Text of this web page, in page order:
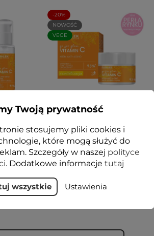
lekki
noc 30
zł
-20%
NOWOŚĆ
VEGE
Krem anti-aging na dzień
i na noc 50 ml - Floslek
35,99 zł 44,99 zł
Dodaj do koszyka
Twoją prywatność
stosujemy pliki cookies i
które mogą służyć do
Szczegóły w naszej polityce
. Dodatkowe informacje tutaj
wszystkie Ustawienia